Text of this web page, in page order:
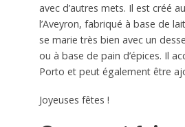
avec d’autres mets. Il est créé
l’Aveyron, fabriqué à base de
se marie très bien avec un
ou à base de pain d’épices. Il
Porto et peut également être
Joyeuses fêtes !